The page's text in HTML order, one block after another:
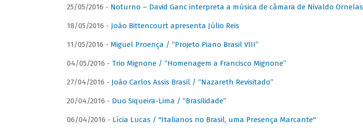
25/05/2016 - Noturno – David Ganc interpreta a música de câmara de Nivaldo Ornelas
18/05/2016 - João Bittencourt apresenta Júlio Reis
11/05/2016 - Miguel Proença / “Projeto Piano Brasil VIII”
04/05/2016 - Trio Mignone / “Homenagem a Francisco Mignone”
27/04/2016 - João Carlos Assis Brasil / “Nazareth Revisitado”
20/04/2016 - Duo Siqueira-Lima / “Brasilidade”
06/04/2016 - Lícia Lucas / "Italianos no Brasil, uma Presença Marcante"